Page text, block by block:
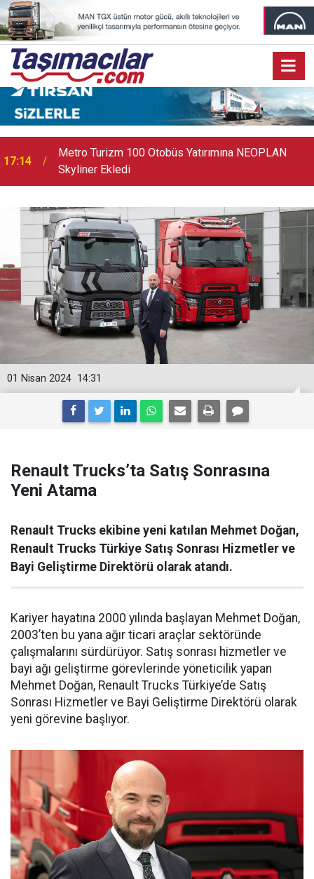
17:07 Audi Q9 Markanın En Büyük SUV Modeli Oldu
14:31
01 Nisan 2024
Renault Trucks’ta Satış Sonrasına
Yeni Atama
Renault Trucks ekibine yeni katılan Mehmet Doğan,
Renault Trucks Türkiye Satış Sonrası Hizmetler ve
Bayi Geliştirme Direktörü olarak atandı.
Kariyer hayatına 2000 yılında başlayan Mehmet Doğan,
2003’ten bu yana ağır ticari araçlar sektöründe
çalışmalarını sürdürüyor. Satış sonrası hizmetler ve
bayi ağı geliştirme görevlerinde yöneticilik yapan
Mehmet Doğan, Renault Trucks Türkiye’de Satış
Sonrası Hizmetler ve Bayi Geliştirme Direktörü olarak
yeni görevine başlıyor.